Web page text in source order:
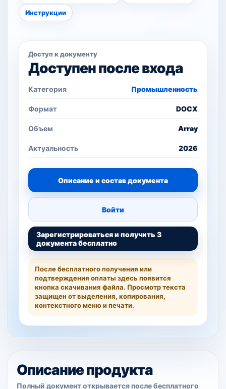
Инструкции
Доступ к документу
Доступен после входа
Категория Промышленность
Формат DOCX
Объем Array
Актуальность 2026
Описание и состав документа
Войти
Зарегистрироваться и получить 3
документа бесплатно
После бесплатного получения или
подтверждения оплаты здесь появится
кнопка скачивания файла. Просмотр текста
защищен от выделения, копирования,
контекстного меню и печати.
Описание продукта
Полный документ открывается после бесплатного